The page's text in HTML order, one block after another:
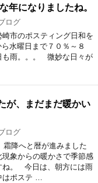
年になりましたね。
ログ
市のポスティング日和を
水曜日まで７０％～８
も雨。。。 微妙な日々が
が、まだまだ暖かい
ログ
霜降へと暦が進みました
象からの暖かさで季節感
ね。 今日は、朝方には雨
はポステ …